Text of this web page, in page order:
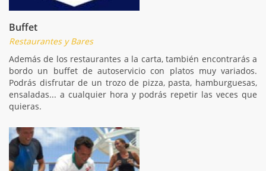
Buffet
Restaurantes y Bares
Además de los restaurantes a la carta, también encontrarás a
bordo un buffet de autoservicio con platos muy variados.
Podrás disfrutar de un trozo de pizza, pasta, hamburguesas,
ensaladas... a cualquier hora y podrás repetir las veces que
quieras.